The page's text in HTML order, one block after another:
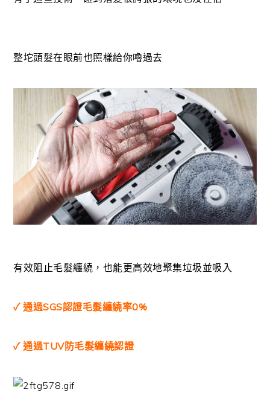
整坨頭髮在眼前也照樣給你嚕過去
有效阻止毛髮纏繞，也能更高效地聚集垃圾並吸入
✓ 通過SGS認證毛髮纏繞率0%
✓ 通過TUV防毛髮纏繞認證